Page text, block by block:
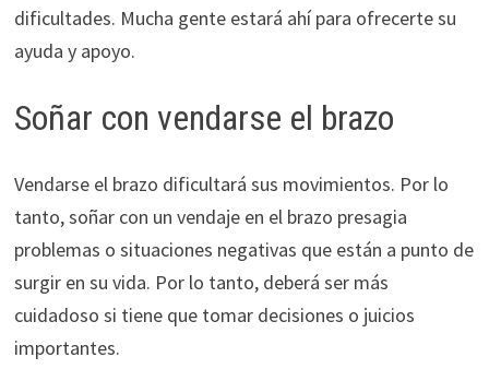
dificultades. Mucha gente estará ahí para ofrecerte su
ayuda y apoyo.
Soñar con vendarse el brazo
Vendarse el brazo dificultará sus movimientos. Por lo
tanto, soñar con un vendaje en el brazo presagia
problemas o situaciones negativas que están a punto de
surgir en su vida. Por lo tanto, deberá ser más
cuidadoso si tiene que tomar decisiones o juicios
importantes.